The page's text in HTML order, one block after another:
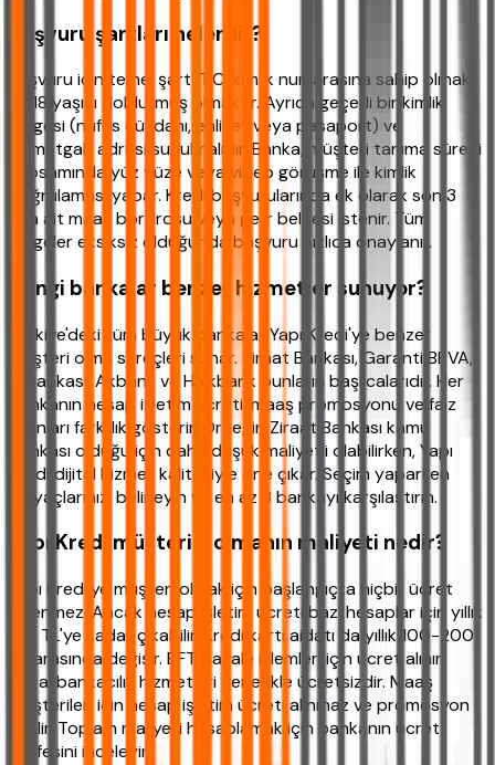
Başvuru şartları nelerdir?
Başvuru için temel şart: T.C. kimlik numarasına sahip olmak
ve 18 yaşını doldurmuş olmaktır. Ayrıca geçerli bir kimlik
belgesi (nüfus cüzdanı, ehliyet veya pasaport) ve
ikametgah adresi sunulmalıdır. Banka, müşteri tanıma süreci
kapsamında yüz yüze veya video görüşme ile kimlik
doğrulaması yapar. Kredi başvurularında ek olarak son 3
aya ait maaş bordrosu veya gelir belgesi istenir. Tüm
belgeler eksiksiz olduğunda başvuru hızlıca onaylanır.
Hangi bankalar benzer hizmetler sunuyor?
Türkiye'deki tüm büyük bankalar Yapı Kredi'ye benzer
müşteri olma süreçleri sunar. Ziraat Bankası, Garanti BBVA,
İş Bankası, Akbank ve Halkbank bunların başlıcalarıdır. Her
bankanın hesap işletim ücreti, maaş promosyonu ve faiz
oranları farklılık gösterir. Örneğin Ziraat Bankası kamu
bankası olduğu için daha düşük maliyetli olabilirken, Yapı
Kredi dijital hizmet kalitesiyle öne çıkar. Seçim yaparken
ihtiyaçlarınızı belirleyin ve en az 3 bankayı karşılaştırın.
Yapı Kredi müşterisi olmanın maliyeti nedir?
Yapı Kredi'ye müşteri olmak için başlangıçta hiçbir ücret
ödenmez. Ancak hesap işletim ücreti bazı hesaplar için yıllık
120 TL'ye kadar çıkabilir. Kredi kartı aidatı da yıllık 100-200
TL arasında değişir. EFT/havale işlemleri için ücret alınır.
Dijital bankacılık hizmetleri genellikle ücretsizdir. Maaş
müşterileri için hesap işletim ücreti alınmaz ve promosyon
verilir. Toplam maliyeti hesaplamak için bankanın ücret
tarifesini inceleyin.